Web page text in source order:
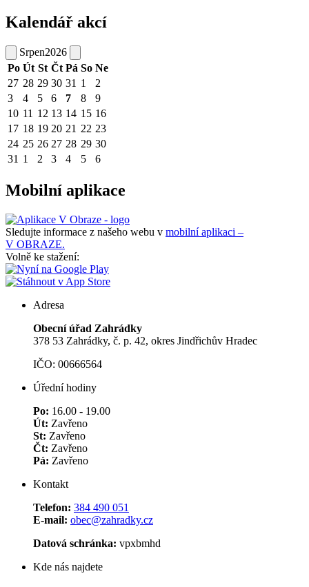
Kalendář akcí
Srpen2026
Po Út St Čt Pá So Ne
27 28 29 30 31 1
2
3
4 5 6 7 8
9
10 11 12 13 14 15 16
17 18 19 20 21 22 23
24 25 26 27 28 29 30
31 1 2 3 4 5 6
Mobilní aplikace
Sledujte informace z našeho webu v mobilní aplikaci –
V OBRAZE.
Volně ke stažení:
Adresa
Obecní úřad Zahrádky
378 53 Zahrádky, č. p. 42, okres Jindřichův Hradec
IČO: 00666564
Úřední hodiny
Po: 16.00 - 19.00
Út: Zavřeno
St: Zavřeno
Čt: Zavřeno
Pá: Zavřeno
Kontakt
Telefon: 384 490 051
E-mail: obec@zahradky.cz
Datová schránka: vpxbmhd
Kde nás najdete